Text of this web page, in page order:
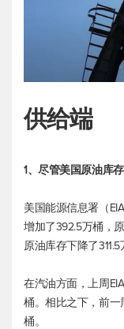
供给端
1、尽管美国原油库
美国能源信息署（
增加了392.5万桶，
原油库存下降了311.5
在汽油方面，上周
桶。相比之下，前一
桶。